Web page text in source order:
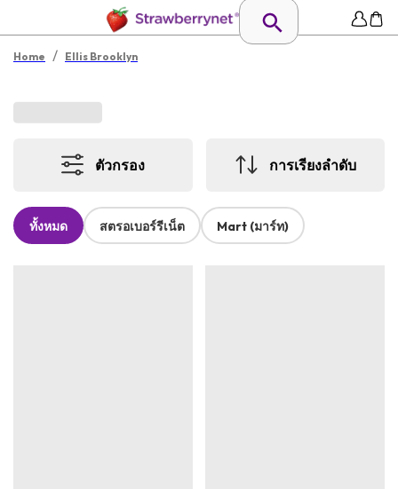
Home / Ellis Brooklyn
ตัวกรอง การเรียงลำดับ
ทั้งหมด สตรอเบอร์รีเน็ต Mart (มาร์ท)